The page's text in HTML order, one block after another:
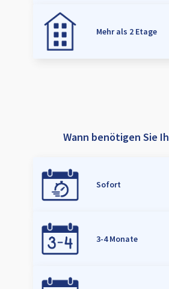
Mehr als 2 Etage
Wann benötigen Sie
Sofort
3-4 Monate